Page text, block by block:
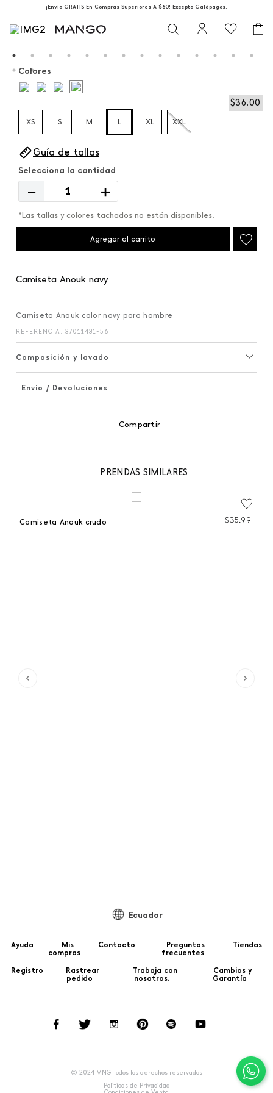
¡Envío GRATIS En Compras Superiores A $60! Excepto Galápagos.
$36,00
Colores
XS S M L XL XXL
Guía de tallas
＋
－
*Las tallas y colores tachados no están disponibles.
Agregar al carrito
Camiseta Anouk navy
Camiseta Anouk color navy para hombre
REFERENCIA : 37011431-56
Composición y lavado
Envío / Devoluciones
Compartir
PRENDAS SIMILARES
Camiseta Anouk crudo $35,99
Ecuador
Ayuda
Mis
compras
Contacto
Preguntas
frecuentes
Tiendas
Registro
Rastrear
pedido
Trabaja con
nosotros.
Cambios y
Garantía
© 2024 MNG Todos los derechos reservados
Politicas de Privacidad